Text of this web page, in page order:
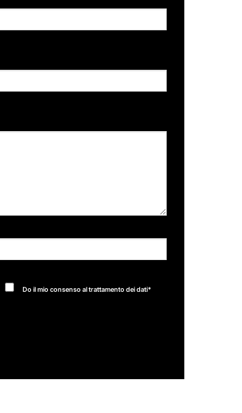
Do il mio consenso al trattamento dei dati*